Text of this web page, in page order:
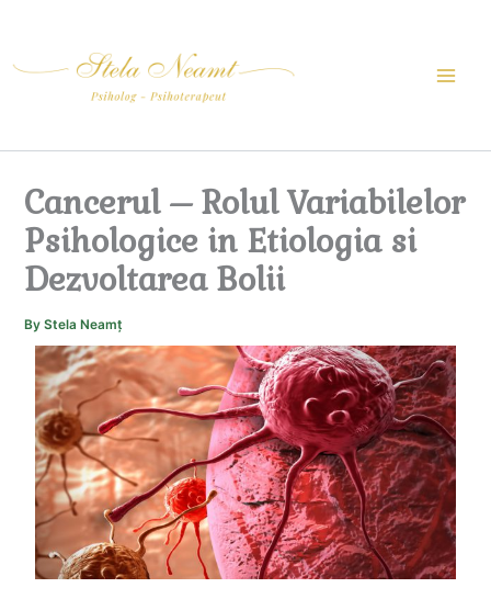
content
Cancerul – Rolul Variabilelor
Psihologice in Etiologia si
Dezvoltarea Bolii
ByStela Neamț